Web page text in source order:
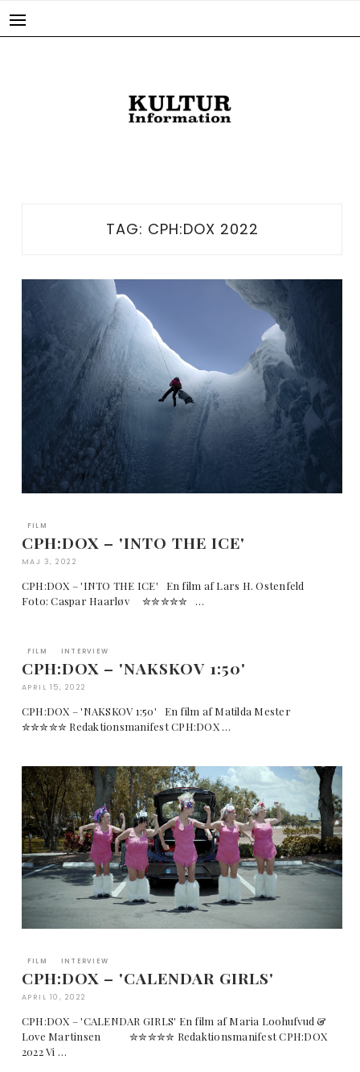
TAG: CPH:DOX 2022
FILM
CPH:DOX – 'INTO THE ICE'
MAJ 3, 2022
CPH:DOX – 'INTO THE ICE' En film af Lars H. Ostenfeld
Foto: Caspar Haarløv ✮✮✮✮✮ …
FILM INTERVIEW
CPH:DOX – 'NAKSKOV 1:50'
APRIL 15, 2022
CPH:DOX – 'NAKSKOV 1:50' En film af Matilda Mester
✮✮✮✮✮ Redaktionsmanifest CPH:DOX …
FILM INTERVIEW
CPH:DOX – 'CALENDAR GIRLS'
APRIL 10, 2022
CPH:DOX – 'CALENDAR GIRLS' En film af Maria Loohufvud &
Love Martinsen ✮✮✮✮✮ Redaktionsmanifest CPH:DOX
2022 Vi …